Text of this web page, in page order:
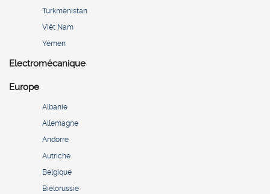
Turkménistan
Viêt Nam
Yémen
Electromécanique
Europe
Albanie
Allemagne
Andorre
Autriche
Belgique
Biélorussie